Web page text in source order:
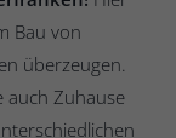
Bau von
überzeugen.
auch Zuhause